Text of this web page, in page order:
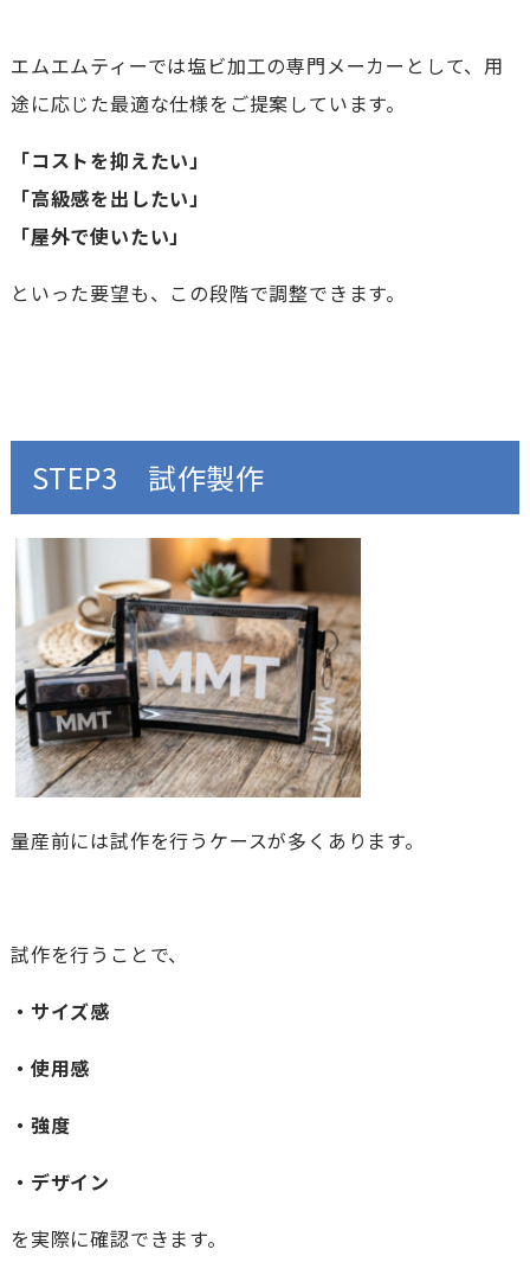
エムエムティーでは塩ビ加工の専門メーカーとして、用
途に応じた最適な仕様をご提案しています。
「コストを抑えたい」
「高級感を出したい」
「屋外で使いたい」
といった要望も、この段階で調整できます。
STEP3 試作製作
量産前には試作を行うケースが多くあります。
試作を行うことで、
・サイズ感
・使用感
・強度
・デザイン
を実際に確認できます。